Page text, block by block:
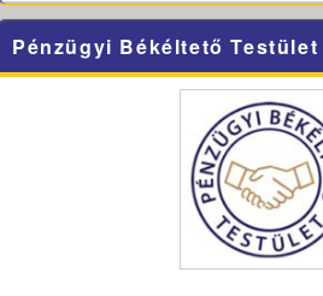
Pénzügyi Békéltető Testület